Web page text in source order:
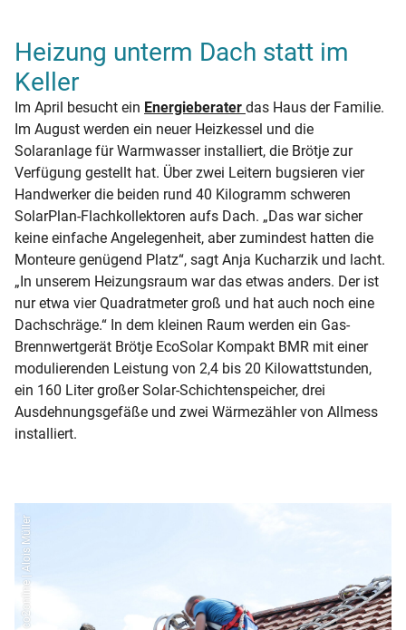
Heizung unterm Dach statt im
Keller
Im April besucht ein Energieberater das Haus der Familie.
Im August werden ein neuer Heizkessel und die
Solaranlage für Warmwasser installiert, die Brötje zur
Verfügung gestellt hat. Über zwei Leitern bugsieren vier
Handwerker die beiden rund 40 Kilogramm schweren
SolarPlan-Flachkollektoren aufs Dach. „Das war sicher
keine einfache Angelegenheit, aber zumindest hatten die
Monteure genügend Platz“, sagt Anja Kucharzik und lacht.
„In unserem Heizungsraum war das etwas anders. Der ist
nur etwa vier Quadratmeter groß und hat auch noch eine
Dachschräge.“ In dem kleinen Raum werden ein Gas-
Brennwertgerät Brötje EcoSolar Kompakt BMR mit einer
modulierenden Leistung von 2,4 bis 20 Kilowattstunden,
ein 160 Liter großer Solar-Schichtenspeicher, drei
Ausdehnungsgefäße und zwei Wärmezähler von Allmess
installiert.
co2online | Alois Müller